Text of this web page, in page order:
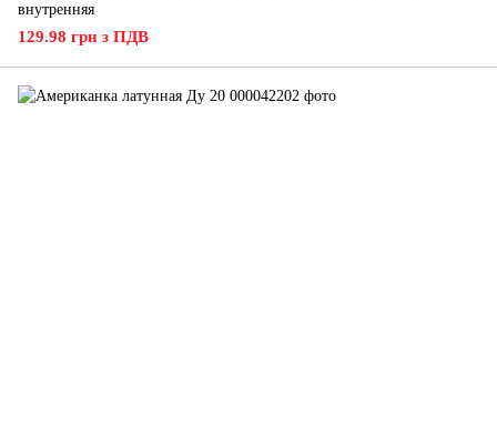
внутренняя
129.98 грн з ПДВ